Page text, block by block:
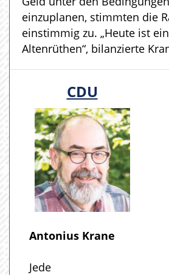
einzuplanen, stimmten die
einstimmig zu. „Heute ist
Altenrüthen“, bilanzierte
CDU
Antonius Krane
Jede